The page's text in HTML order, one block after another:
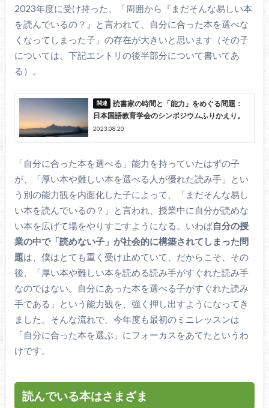
2023年度に受け持った、「周囲から『まだそんな易しい本
を読んでいるの？』と言われて、自分に合った本を選べな
くなってしまった子」の存在が大きいと思います（その子
については、下記エントリの後半部分について書いてあ
る）。
読書家の時間と「能力」をめぐる問題：
日本国語教育学会のシンポジウムふりかえり。
2023.08.20
「自分に合った本を選べる」能力を持っていたはずの子
が、「厚い本や難しい本を選べる人が優れた読み手」とい
う別の能力観を内面化した子によって、「まだそんな易し
い本を読んでいるの？」と言われ、授業中に自分が読めな
い本を広げて場をやりすごすようになる。いわば自分の授
業の中で「読めない子」が社会的に構築されてしまった問
題は、僕はとても重く受け止めていて、だからこそ、その
後、「厚い本や難しい本を読める読み手がすぐれた読み手
なのではない。自分にあった本を選べる子がすぐれた読み
手である」という能力観を、強く押し出すようになってき
ました。そんな流れで、今年度も最初のミニレッスンは
「自分に合った本を選ぶ」にフォーカスをあてたというわ
けです。
読んでいる本はさまざま